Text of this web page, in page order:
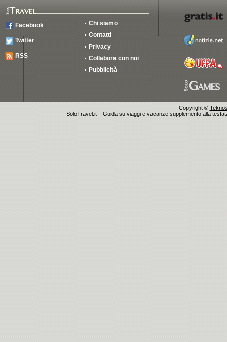
Facebook
Twitter
RSS
Chi siamo
Contatti
Privacy
Collabora con noi
Pubblicità
Copyright ©
SoloTravel.it – Guida su viaggi e vacanze supplemento alla